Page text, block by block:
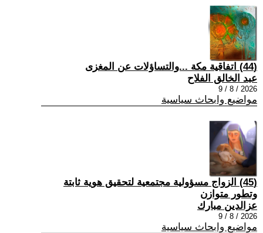
(44) اتفاقية مكة ...والتساؤلات عن المغزى
عبد الخالق الفلاح
2026 / 8 / 9
مواضيع وابحاث سياسية
(45) الزواج مسؤولية مجتمعية لتحقيق هوية ثابتة
وتطور متوازن
عزالدين مبارك
2026 / 8 / 9
مواضيع وابحاث سياسية